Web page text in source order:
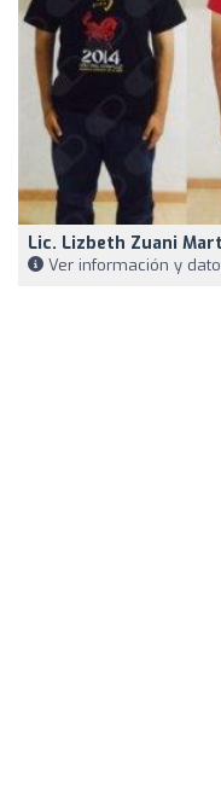
Lic. Lizbeth Zuani
Ver información y